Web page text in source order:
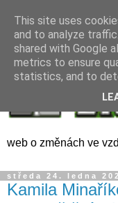
web o změnách ve
středa 24. ledna
Kamila
This site uses
and to analyze
shared with Google
metrics to ensure
statistics, and to